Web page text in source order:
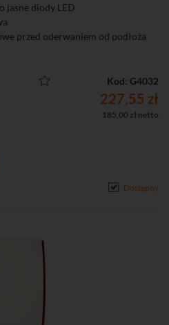
jasne diody LED
przed oderwaniem od podłoża
Kod: G4032
227,55 zł
185,00 zł netto
Dostępny